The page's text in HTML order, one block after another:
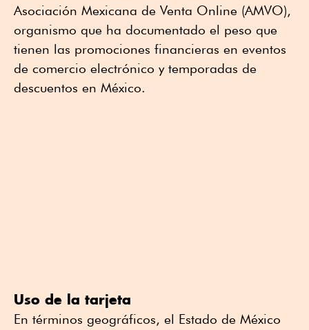
Asociación Mexicana de Venta Online (AMVO),
organismo que ha documentado el peso que
tienen las promociones financieras en eventos
de comercio electrónico y temporadas de
descuentos en México.
Uso de la tarjeta
En términos geográficos, el Estado de México